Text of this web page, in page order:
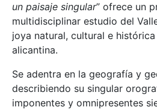
un paisaje singular” ofrece un
multidisciplinar estudio del
joya natural, cultural e
alicantina.
Se adentra en la geografía y
describiendo su singular
imponentes y omnipresentes